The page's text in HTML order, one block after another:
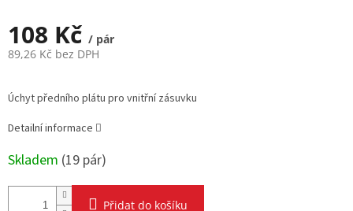
108 Kč / pár
89,26 Kč bez DPH
cena:
Úchyt předního plátu pro vnitřní zásuvku
Detailní informace
Skladem (19 pár)
Přidat do košíku